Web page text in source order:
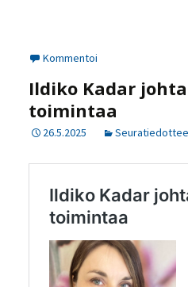
Kommentoi
Ildiko Kadar
toimintaa
26.5.2025